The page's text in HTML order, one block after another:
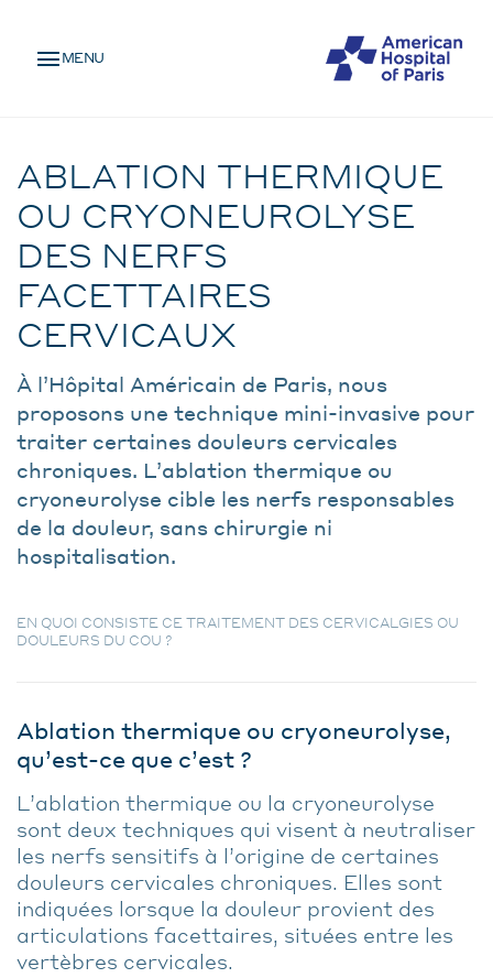
main
MENU
MOBILE
MENU
BREADCRUMB
ABLATION THERMIQUE
OU CRYONEUROLYSE
DES NERFS
FACETTAIRES
CERVICAUX
À l’Hôpital Américain de Paris, nous
proposons une technique mini-invasive pour
traiter certaines douleurs cervicales
chroniques. L’ablation thermique ou
cryoneurolyse cible les nerfs responsables
de la douleur, sans chirurgie ni
hospitalisation.
EN QUOI CONSISTE CE TRAITEMENT DES CERVICALGIES OU
DOULEURS DU COU ?
Ablation thermique ou cryoneurolyse,
qu’est-ce que c’est ?
L’ablation thermique ou la cryoneurolyse
sont deux techniques qui visent à neutraliser
les nerfs sensitifs à l’origine de certaines
douleurs cervicales chroniques. Elles sont
indiquées lorsque la douleur provient des
articulations facettaires, situées entre les
vertèbres cervicales.